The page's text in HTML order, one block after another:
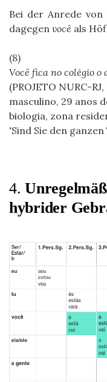
Bei der Anrede
dagegen você als
Você fica no colégio
(PROJETO NURC-
masculino, 29 anos
biologia, zona
Sind Sie den
4.
hybrider